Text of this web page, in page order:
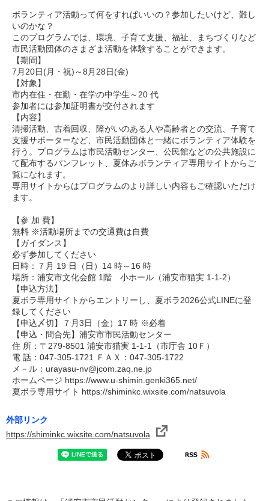
ボランティア活動って何をすればいいの？参加したいけど、難し
いのかな？
このプログラムでは、環境、子育て支援、福祉、まちづくりなど
市民活動団体のさまざま活動を体験することができます。
【期間】
7月20日(月・祝)～8月28日(金)
【対象】
市内在住・在勤・在学の中学生～20 代
参加者には参加証明書が交付されます
【内容】
清掃活動、古着回収、障がいのある人や高齢者との交流、子育て
支援サポーターなど、市民活動団体と一緒にボランティア体験を
行う。プログラムは市民活動センター、公民館などの公共施設に
て配布するパンフレット、夏休みボランティア専用サイトからご
覧になれます。
専用サイトからはプログラムのより詳しい内容もご確認いただけ
ます。
【参 加 費】
無料 ※活動場所までの交通費は自費
【ガイダンス】
必ず参加してください
日時：７月 19 日（日）14 時～16 時
場所：浦安市文化会館 1階 小ホール（浦安市猫実 1-1-2）
【申込方法】
夏ボラ専用サイトからエントリーし、夏ボラ2026公式LINEに登
録してください
【申込〆切】７月3日（金）17 時 ※必着
【申込・問合先】浦安市市民活動センター
住 所：〒279-8501 浦安市猫実 1-1-1（市庁舎 10Ｆ）
電 話：047-305-1721 ＦＡＸ：047-305-1722
メ－ル：urayasu-nv@jcom.zaq.ne.jp
ホームページ https://www.u-shimin.genki365.net/
夏ボラ専用サイト https://shiminkc.wixsite.com/natsuvola
外部リンク
https://shiminkc.wixsite.com/natsuvola